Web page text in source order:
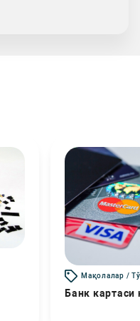
Мақолалар /
Банк картаси